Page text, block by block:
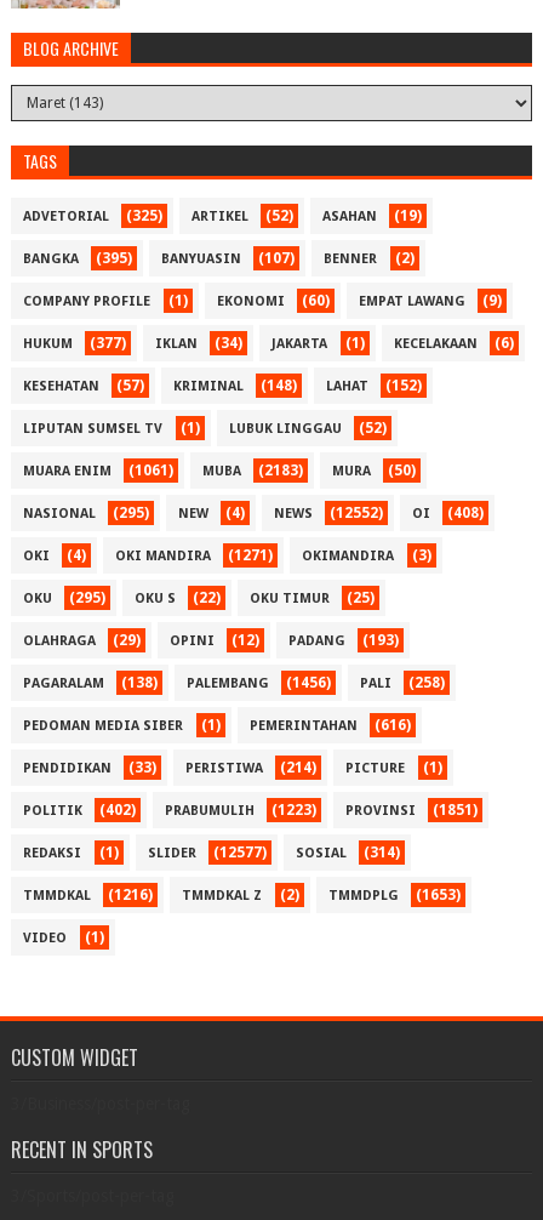
BLOG ARCHIVE
TAGS
ADVETORIAL (325) ARTIKEL (52) ASAHAN (19)
BANGKA (395) BANYUASIN (107) BENNER (2)
COMPANY PROFILE (1) EKONOMI (60) EMPAT LAWANG (9)
HUKUM (377) IKLAN (34) JAKARTA (1) KECELAKAAN (6)
KESEHATAN (57) KRIMINAL (148) LAHAT (152)
LIPUTAN SUMSEL TV (1) LUBUK LINGGAU (52)
MUARA ENIM (1061) MUBA (2183) MURA (50)
NASIONAL (295) NEW (4) NEWS (12552) OI (408)
OKI (4) OKI MANDIRA (1271) OKIMANDIRA (3)
OKU (295) OKU S (22) OKU TIMUR (25)
OLAHRAGA (29) OPINI (12) PADANG (193)
PAGARALAM (138) PALEMBANG (1456) PALI (258)
PEDOMAN MEDIA SIBER (1) PEMERINTAHAN (616)
PENDIDIKAN (33) PERISTIWA (214) PICTURE (1)
POLITIK (402) PRABUMULIH (1223) PROVINSI (1851)
REDAKSI (1) SLIDER (12577) SOSIAL (314)
TMMDKAL (1216) TMMDKAL Z (2) TMMDPLG (1653)
VIDEO (1)
CUSTOM WIDGET
RECENT IN SPORTS